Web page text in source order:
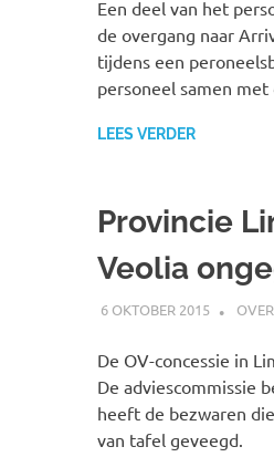
Een deel van het
de overgang naar
tijdens een
personeel samen met
LEES VERDER
Provincie
Veolia
6 OKTOBER 2015
De OV-concessie in
De adviescommissie
heeft de bezwaren
van tafel geveegd.